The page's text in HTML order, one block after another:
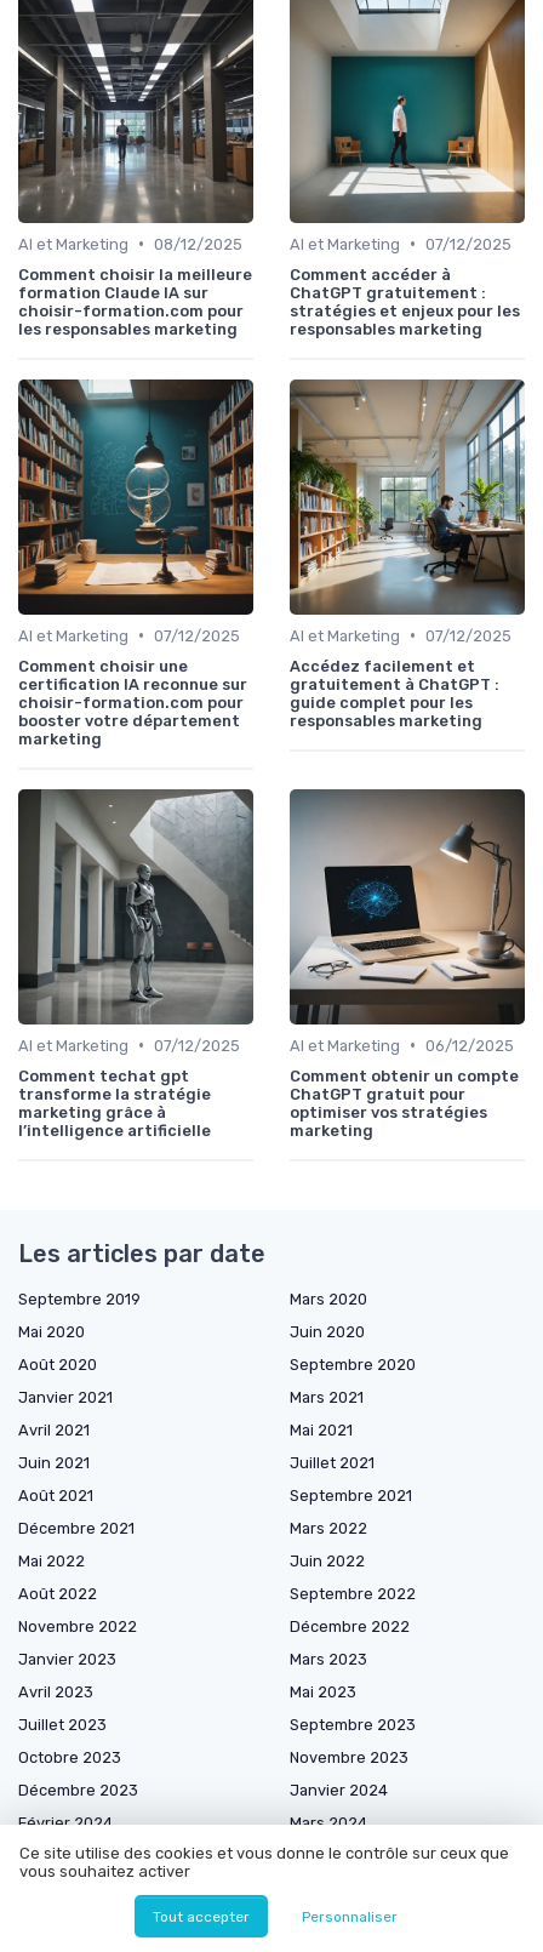
AI et Marketing • 08/12/2025
Comment choisir la meilleure
formation Claude IA sur
choisir-formation.com pour
les responsables marketing
AI et Marketing • 07/12/2025
Comment accéder à
ChatGPT gratuitement :
stratégies et enjeux pour les
responsables marketing
AI et Marketing • 07/12/2025
Comment choisir une
certification IA reconnue sur
choisir-formation.com pour
booster votre département
marketing
AI et Marketing • 07/12/2025
Accédez facilement et
gratuitement à ChatGPT :
guide complet pour les
responsables marketing
AI et Marketing • 07/12/2025
Comment techat gpt
transforme la stratégie
marketing grâce à
l’intelligence artificielle
AI et Marketing • 06/12/2025
Comment obtenir un compte
ChatGPT gratuit pour
optimiser vos stratégies
marketing
Les articles par date
Septembre 2019
Mars 2020
Mai 2020
Juin 2020
Août 2020
Septembre 2020
Janvier 2021
Mars 2021
Avril 2021
Mai 2021
Juin 2021
Juillet 2021
Août 2021
Septembre 2021
Décembre 2021
Mars 2022
Mai 2022
Juin 2022
Août 2022
Septembre 2022
Novembre 2022
Décembre 2022
Janvier 2023
Mars 2023
Avril 2023
Mai 2023
Juillet 2023
Septembre 2023
Octobre 2023
Novembre 2023
Décembre 2023
Janvier 2024
Février 2024
Mars 2024
Avril 2024
Mai 2024
Septembre 2024
Ce site utilise des cookies et vous donne le contrôle sur ceux que
vous souhaitez activer
Tout accepter Personnaliser